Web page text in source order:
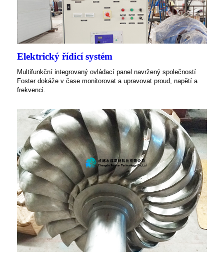
Elektrický řídicí systém
Multifunkční integrovaný ovládací panel navržený společností
Foster dokáže v čase monitorovat a upravovat proud, napětí a
frekvenci.